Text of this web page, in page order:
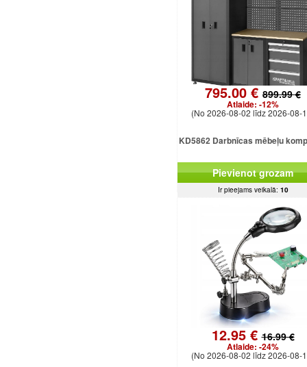
795.00 €899.99 €
Atlaide: -12%
(No 2026-08-02 līdz 2026-08-
KD5862 Darbnīcas mēbeļu
Pievienot grozam
Ir pieejams veikalā: 10
12.95 €16.99 €
Atlaide: -24%
(No 2026-08-02 līdz 2026-08-